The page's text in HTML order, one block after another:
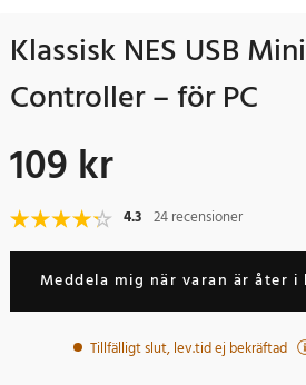
Klassisk NES USB Mini
Controller – för PC
Pris:109 kr
109 kr
4.3 24 recensioner
Meddela mig när varan är åter i
Tillfälligt slut, lev.tid ej bekräftad